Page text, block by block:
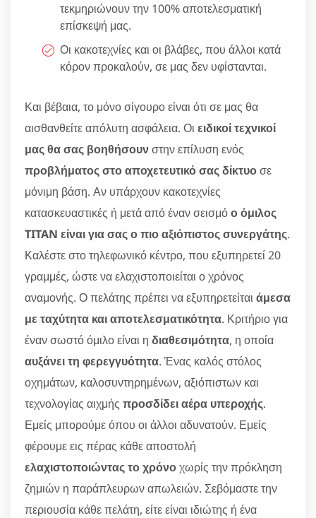
τεκμηριώνουν την 100% αποτελεσματική
επίσκεψή μας.
Οι κακοτεχνίες και οι βλάβες, που άλλοι κατά
κόρον προκαλούν, σε μας δεν υφίστανται.
Και βέβαια, το μόνο σίγουρο είναι ότι σε μας θα
αισθανθείτε απόλυτη ασφάλεια. Οι ειδικοί τεχνικοί
μας θα σας βοηθήσουνστην επίλυση ενός
προβλήματος στο αποχετευτικό σας δίκτυοσε
μόνιμη βάση. Αν υπάρχουν κακοτεχνίες
κατασκευαστικές ή μετά από έναν σεισμόο όμιλος
TITAN είναι για σας ο πιο αξιόπιστος συνεργάτης.
Καλέστε στο τηλεφωνικό κέντρο, που εξυπηρετεί 20
γραμμές, ώστε να ελαχιστοποιείται ο χρόνος
αναμονής. Ο πελάτης πρέπει να εξυπηρετείται άμεσα
με ταχύτητα και αποτελεσματικότητα. Κριτήριο για
έναν σωστό όμιλο είναι η διαθεσιμότητα, η οποία
αυξάνει τη φερεγγυότητα. Ένας καλός στόλος
οχημάτων, καλοσυντηρημένων, αξιόπιστων και
τεχνολογίας αιχμής προσδίδει αέρα υπεροχής.
Εμείς μπορούμε όπου οι άλλοι αδυνατούν. Εμείς
φέρουμε εις πέρας κάθε αποστολή
ελαχιστοποιώντας το χρόνοχωρίς την πρόκληση
ζημιών η παράπλευρων απωλειών. Σεβόμαστε την
περιουσία κάθε πελάτη, είτε είναι ιδιώτης ή ένα